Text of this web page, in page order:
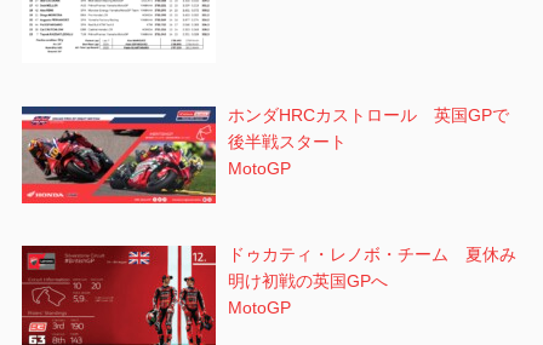
ホンダHRCカストロール 英国GPで
後半戦スタート
MotoGP
ドゥカティ・レノボ・チーム 夏休み
明け初戦の英国GPへ
MotoGP